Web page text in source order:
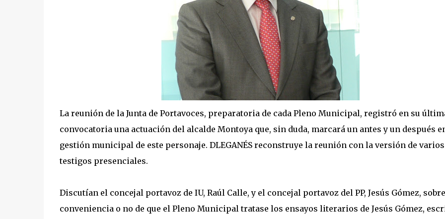
La reunión de la Junta de Portavoces, preparatoria de cada Pleno Municipal, registró en su
convocatoria una actuación del alcalde Montoya que, sin duda, marcará un antes y un después
gestión municipal de este personaje. DLEGANÉS reconstruye la reunión con la versión de varios
testigos presenciales.
Discutían el concejal portavoz de IU, Raúl Calle, y el concejal portavoz del PP, Jesús Gómez,
conveniencia o no de que el Pleno Municipal tratase los ensayos literarios de Jesús Gómez,